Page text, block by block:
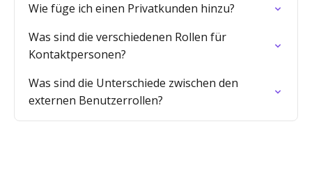
Wie füge ich einen Privatkunden hinzu?
Was sind die verschiedenen Rollen für
Kontaktpersonen?
Was sind die Unterschiede zwischen den
externen Benutzerrollen?